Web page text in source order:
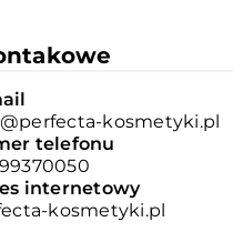
kosmetyki.pl
telefonu
internetowy
kosmetyki.pl